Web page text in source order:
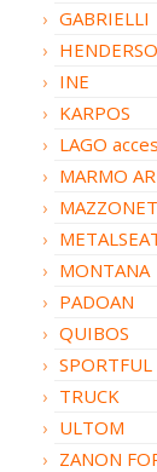
GABRIELLI
INE
KARPOS
LAGO
MARMO
MONTANA
PADOAN
QUIBOS
SPORTFUL
TRUCK
ULTOM
ZANON